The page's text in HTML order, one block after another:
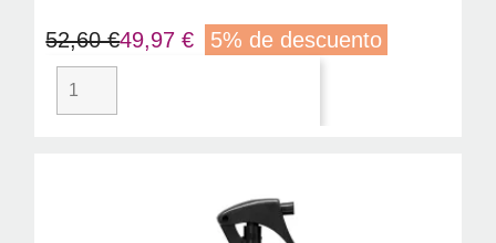
52,60 €49,97 € 5% de descuento